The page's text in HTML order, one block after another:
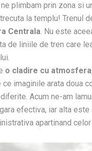
plimbam prin zona si
la templu! Trenul
Centrala. Nu este
de liniile de tren care
o cladire cu atmosfera
imaginile arata doua
diferite. Acum ne-am
efectiva, iar alta
apartinand